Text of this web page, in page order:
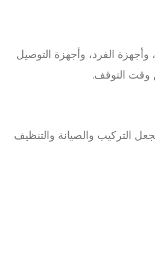
الفرد، وأجهزة التوصيل
وقت التوقف.
التركيب والصيانة والتنظيف